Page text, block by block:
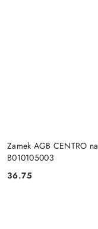
Zamek AGB CENTRO
B010105003
Cena:
36.75